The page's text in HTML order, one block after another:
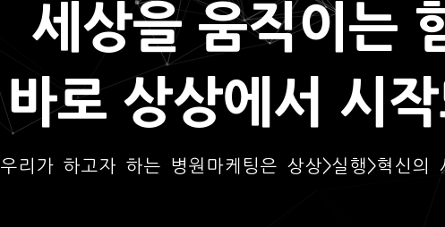
세상을 움직이는
바로 상상에서 시
우리가 하고자 하는 병원마케팅은 상상>실행>혁신의